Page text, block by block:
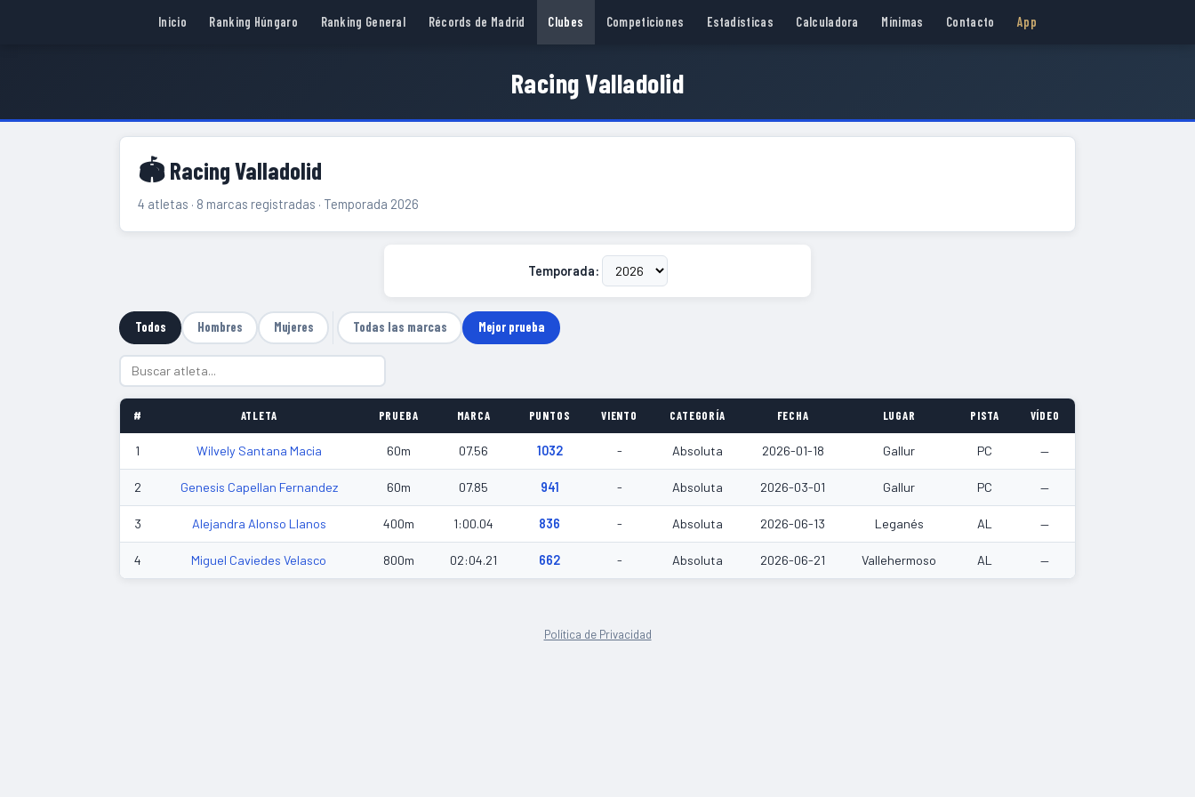
Inicio Ranking Húngaro Ranking General Récords de Madrid Clubes Competiciones Estadísticas Calculadora Mínimas Contacto App
Racing Valladolid
🏟 Racing Valladolid
4 atletas · 8 marcas registradas · Temporada 2026
Temporada:
Todos Hombres Mujeres Todas las marcas Mejor prueba
# ATLETA PRUEBA MARCA PUNTOS VIENTO CATEGORÍA FECHA LUGAR PISTA VÍDEO
1 Wilvely Santana Macia 60m 07.56 1032 - Absoluta 2026-01-18 Gallur PC —
2 Genesis Capellan Fernandez 60m 07.85 941 - Absoluta 2026-03-01 Gallur PC —
3 Alejandra Alonso Llanos 400m 1:00.04 836 - Absoluta 2026-06-13 Leganés AL —
4 Miguel Caviedes Velasco 800m 02:04.21 662 - Absoluta 2026-06-21 Vallehermoso AL —
Política de Privacidad